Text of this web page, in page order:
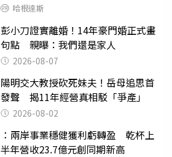
哈根達斯
彭小刀證實離婚！14年豪門婚正式畫
句點 親曝：我們還是家人
2026-08-07
陽明交大教授砍死妹夫！岳母追思首
發聲 揭11年經營真相駁「爭產」
2026-08-02
：兩岸事業穩健獲利虧轉盈 乾杯上
半年營收23.7億元創同期新高